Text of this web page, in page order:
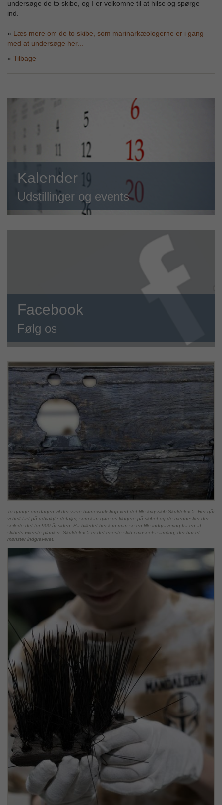
undersøge de to skibe, og I er velkomne til at hilse og spørge
ind.
» Læs mere om de to skibe, som marinarkæologerne er i gang
med at undersøge her...
Tilbage
Kalender
Udstillinger og events
Facebook
Følg os
To gange om dagen vil der være børneworkshop ved det lille krigsskib Skuldelev 5. Her går
vi helt tæt på udvalgte detaljer, som kan gøre os klogere på skibet og de mennesker der
sejlede det for 900 år siden. På billedet her kan man se en lille indgravering fra en af
skibets øverste planker. Skuldelev 5 er det eneste skib i museets samling, der har et
mønster indgraveret.